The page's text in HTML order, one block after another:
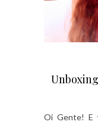
Oi Gente! E